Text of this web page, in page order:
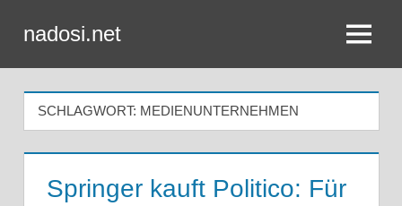
Inhalt
springen
nadosi.net Menü
SCHLAGWORT: MEDIENUNTERNEHMEN
Springer kauft Politico: Für